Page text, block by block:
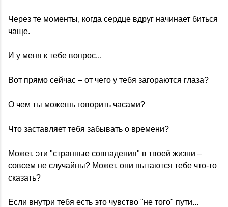
Через те моменты, когда сердце вдруг начинает биться
чаще.
И у меня к тебе вопрос...
Вот прямо сейчас – от чего у тебя загораются глаза?
О чем ты можешь говорить часами?
Что заставляет тебя забывать о времени?
Может, эти "странные совпадения" в твоей жизни –
совсем не случайны? Может, они пытаются тебе что-то
сказать?
Если внутри тебя есть это чувство "не того" пути...